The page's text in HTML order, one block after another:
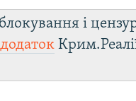
і
додаток